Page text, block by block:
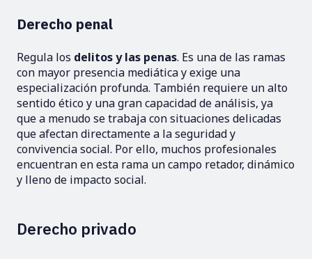
Derecho penal
Regula los delitos y las penas. Es una de las ramas
con mayor presencia mediática y exige una
especialización profunda. También requiere un alto
sentido ético y una gran capacidad de análisis, ya
que a menudo se trabaja con situaciones delicadas
que afectan directamente a la seguridad y
convivencia social. Por ello, muchos profesionales
encuentran en esta rama un campo retador, dinámico
y lleno de impacto social.
Derecho privado